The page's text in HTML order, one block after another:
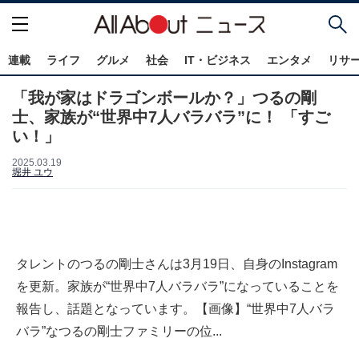
連載 ライフ グルメ 社会 IT・ビジネス エンタメ リサ
「我が家はドラゴンボールか？」つるの剛
士、家族が“世界中7人バラバラ”に！ 「すご
い！」
2025.03.19
堀井 ユウ
タレントのつるの剛士さんは3月19日、自身のInstagram
を更新。家族が“世界中7人バラバラ”になっていることを
報告し、話題となっています。【画像】“世界中7人バラ
バラ”なつるの剛士ファミリーの位...